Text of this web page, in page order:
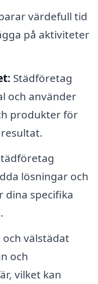
värdefull tid
på aktiviteter
Städföretag
och använder
produkter för
lösningar och
dina specifika
välstädat
och
vilket kan